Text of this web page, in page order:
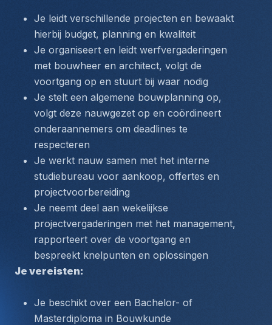
Je leidt verschillende projecten en bewaakt
hierbij budget, planning en kwaliteit
Je organiseert en leidt werfvergaderingen
met bouwheer en architect, volgt de
voortgang op en stuurt bij waar nodig
Je stelt een algemene bouwplanning op,
volgt deze nauwgezet op en coördineert
onderaannemers om deadlines te
respecteren
Je werkt nauw samen met het interne
studiebureau voor aankoop, offertes en
projectvoorbereiding
Je neemt deel aan wekelijkse
projectvergaderingen met het management,
rapporteert over de voortgang en
bespreekt knelpunten en oplossingen
Je vereisten:
Je beschikt over een Bachelor- of
Masterdiploma in Bouwkunde